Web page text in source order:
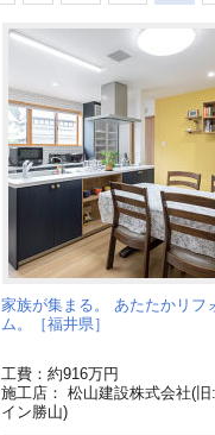
家族が集まる。 あたたかリフ
ム。［福井県］
工費：約916万円
施工店： 松山建設株式会社(
イン勝山)